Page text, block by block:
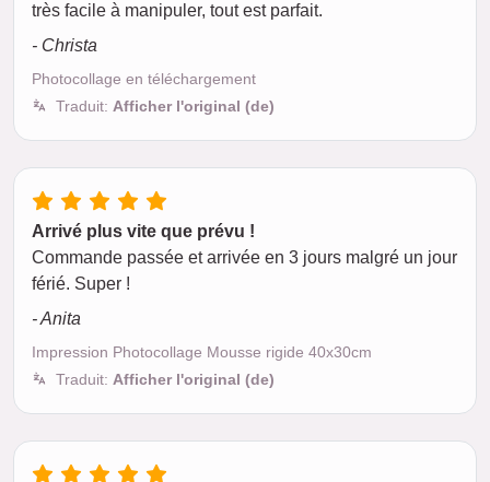
très facile à manipuler, tout est parfait.
- Christa
Photocollage en téléchargement
Traduit: Afficher l'original (de)
Arrivé plus vite que prévu !
Commande passée et arrivée en 3 jours malgré un jour
férié. Super !
- Anita
Impression Photocollage Mousse rigide 40x30cm
Traduit: Afficher l'original (de)